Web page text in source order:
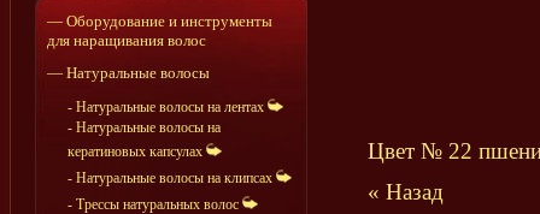
— Оборудование и инструменты
для наращивания волос
— Натуральные волосы
- Натуральные волосы на лентах
- Натуральные волосы на
кератиновых капсулах
- Натуральные волосы на клипсах
- Трессы натуральных волос
Цвет № 22
« Назад